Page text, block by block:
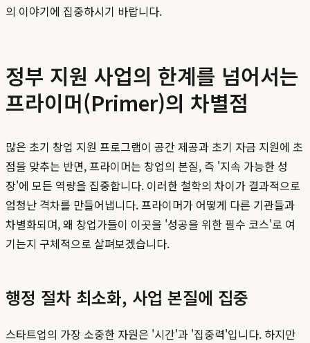
의 이야기에 집중하시기 바랍니다.
정부 지원 사업의 한계를 넘어서는
프라이머(Primer)의 차별점
많은 초기 창업 지원 프로그램이 공간 제공과 초기 자금 지원에 초
점을 맞추는 반면, 프라이머는 창업의 본질, 즉 '지속 가능한 성
장'에 모든 역량을 집중합니다. 이러한 철학의 차이가 결과적으로
엄청난 격차를 만들어냅니다. 프라이머가 어떻게 다른 기관들과
차별화되며, 왜 창업가들이 이곳을 '성공을 위한 필수 코스'로 여
기는지 구체적으로 살펴보겠습니다.
행정 절차 최소화, 사업 본질에 집중
스타트업의 가장 소중한 자원은 '시간'과 '집중력'입니다. 하지만